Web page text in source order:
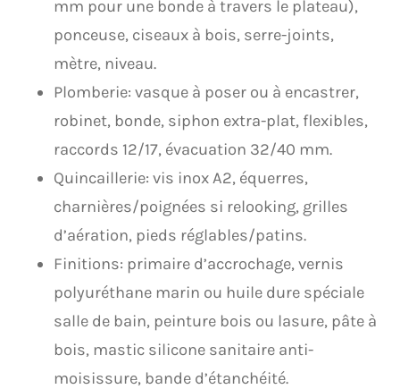
mm pour une bonde à travers le plateau),
ponceuse, ciseaux à bois, serre-joints,
mètre, niveau.
Plomberie: vasque à poser ou à encastrer,
robinet, bonde, siphon extra-plat, flexibles,
raccords 12/17, évacuation 32/40 mm.
Quincaillerie: vis inox A2, équerres,
charnières/poignées si relooking, grilles
d’aération, pieds réglables/patins.
Finitions: primaire d’accrochage, vernis
polyuréthane marin ou huile dure spéciale
salle de bain, peinture bois ou lasure, pâte à
bois, mastic silicone sanitaire anti-
moisissure, bande d’étanchéité.